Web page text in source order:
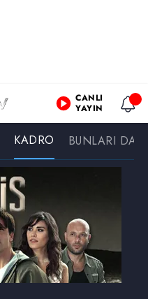
CANLI
YAYIN
KADRO BUNLARI DA